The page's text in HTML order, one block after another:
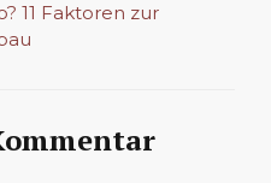
11 Faktoren zur